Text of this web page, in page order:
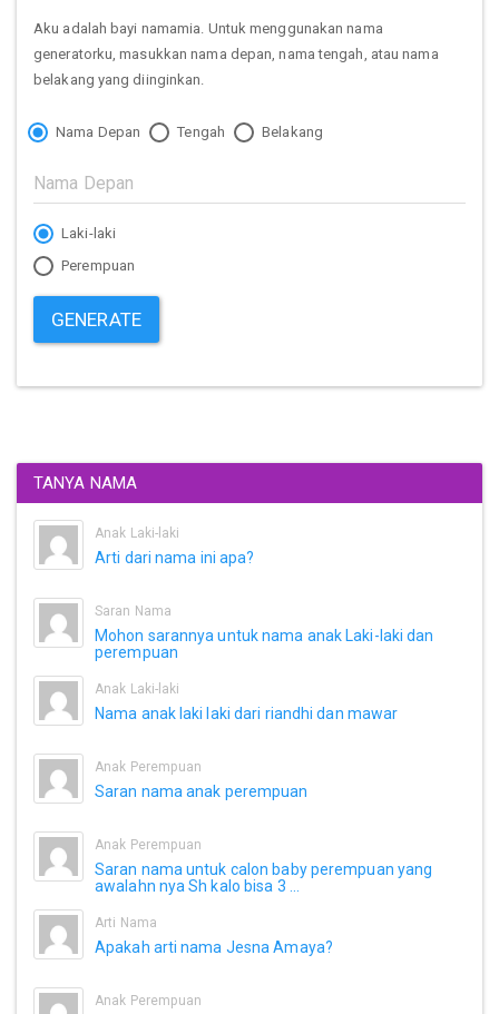
Aku adalah bayi namamia. Untuk menggunakan nama
generatorku, masukkan nama depan, nama tengah, atau nama
belakang yang diinginkan.
Nama Depan Tengah Belakang
Laki-laki
Perempuan
GENERATE
TANYA NAMA
Anak Laki-laki
Arti dari nama ini apa?
Saran Nama
Mohon sarannya untuk nama anak Laki-laki dan
perempuan
Anak Laki-laki
Nama anak laki laki dari riandhi dan mawar
Anak Perempuan
Saran nama anak perempuan
Anak Perempuan
Saran nama untuk calon baby perempuan yang
awalahn nya Sh kalo bisa 3 ...
Arti Nama
Apakah arti nama Jesna Amaya?
Anak Perempuan